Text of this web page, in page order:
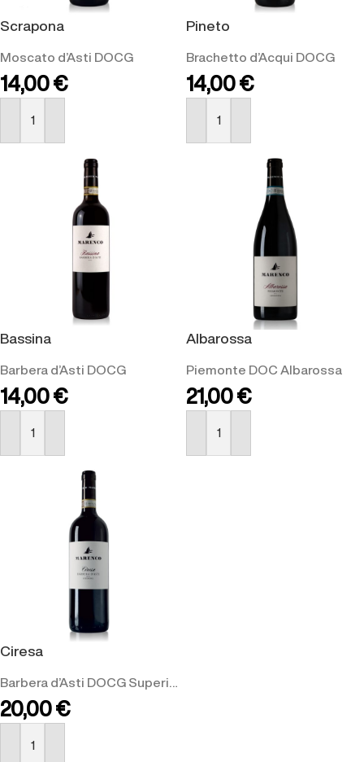
Scrapona
Moscato d’Asti DOCG
14,00 €
ACQUISTA
Pineto
Brachetto d’Acqui DOCG
14,00 €
ACQUISTA
Bassina
Barbera d’Asti DOCG
14,00 €
ACQUISTA
Albarossa
Piemonte DOC Albarossa
21,00 €
ACQUISTA
Ciresa
20,00 €
ACQUISTA